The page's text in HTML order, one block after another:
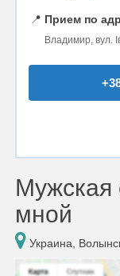
📍 Прием по
Владимир, вул.
Мужская
мной
Украина,